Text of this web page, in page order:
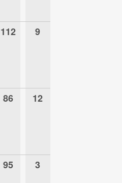
112 9
86 12
95 3